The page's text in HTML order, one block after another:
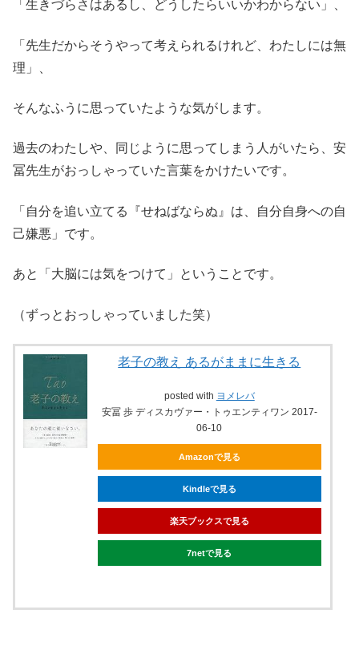
「生きづらさはあるし、どうしたらいいかわからない」、
「先生だからそうやって考えられるけれど、わたしには無
理」、
そんなふうに思っていたような気がします。
過去のわたしや、同じように思ってしまう人がいたら、安
冨先生がおっしゃっていた言葉をかけたいです。
「自分を追い立てる『せねばならぬ』は、自分自身への自
己嫌悪」です。
あと「大脳には気をつけて」ということです。
（ずっとおっしゃっていました笑）
老子の教え あるがままに生きる
posted with ヨメレバ
安冨 歩 ディスカヴァー・トゥエンティワン 2017-
06-10
Amazonで見る
Kindleで見る
楽天ブックスで見る
7netで見る